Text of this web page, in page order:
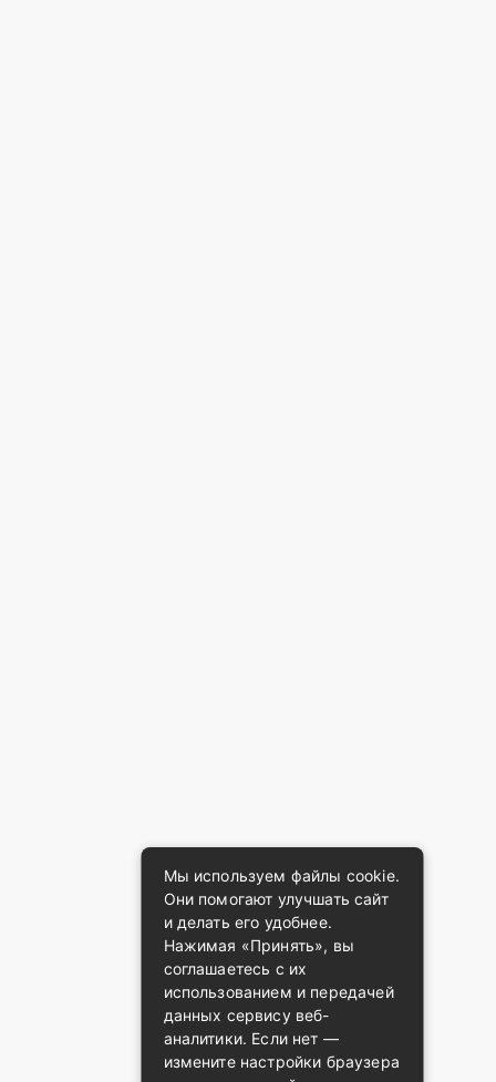
Мы используем файлы cookie.
Они помогают улучшать сайт
и делать его удобнее.
Нажимая «Принять», вы
соглашаетесь с их
использованием и передачей
данных сервису веб-
аналитики. Если нет —
измените настройки браузера